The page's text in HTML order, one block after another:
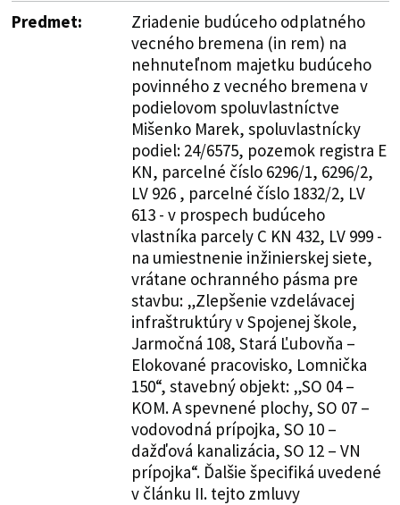
Predmet:
Zriadenie budúceho odplatného
vecného bremena (in rem) na
nehnuteľnom majetku budúceho
povinného z vecného bremena v
podielovom spoluvlastníctve
Mišenko Marek, spoluvlastnícky
podiel: 24/6575, pozemok registra E
KN, parcelné číslo 6296/1, 6296/2,
LV 926 , parcelné číslo 1832/2, LV
613 - v prospech budúceho
vlastníka parcely C KN 432, LV 999 -
na umiestnenie inžinierskej siete,
vrátane ochranného pásma pre
stavbu: „Zlepšenie vzdelávacej
infraštruktúry v Spojenej škole,
Jarmočná 108, Stará Ľubovňa –
Elokované pracovisko, Lomnička
150“, stavebný objekt: „SO 04 –
KOM. A spevnené plochy, SO 07 –
vodovodná prípojka, SO 10 –
dažďová kanalizácia, SO 12 – VN
prípojka“. Ďalšie špecifiká uvedené
v článku II. tejto zmluvy